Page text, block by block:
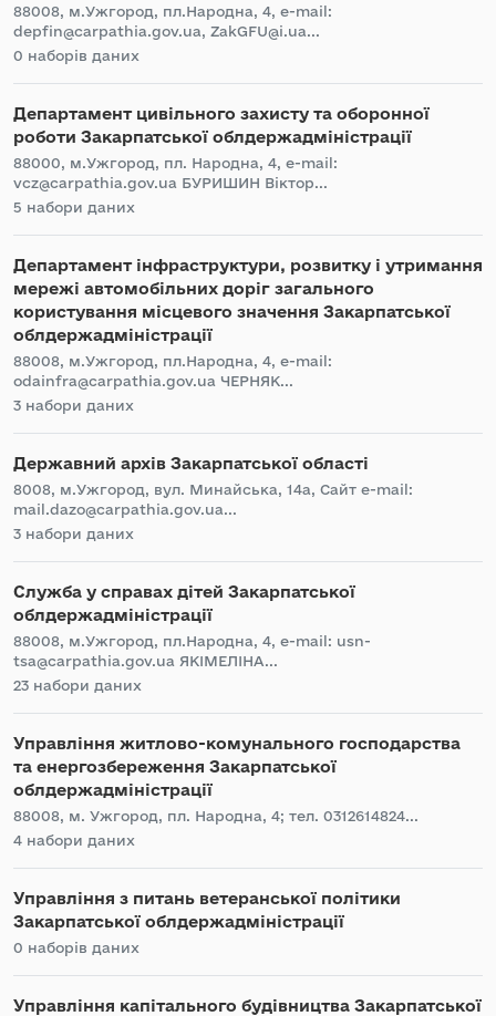
88008, м.Ужгород, пл.Народна, 4, e-mail:
depfin@carpathia.gov.ua, ZakGFU@i.ua...
0 наборів даних
Департамент цивільного захисту та оборонної
роботи Закарпатської облдержадміністрації
88000, м.Ужгород, пл. Народна, 4, e-mail:
vcz@carpathia.gov.ua БУРИШИН Віктор...
5 набори даних
Департамент інфраструктури, розвитку і утримання
мережі автомобільних доріг загального
користування місцевого значення Закарпатської
облдержадміністрації
88008, м.Ужгород, пл.Народна, 4, e-mail:
odainfra@carpathia.gov.ua ЧЕРНЯК...
3 набори даних
Державний архів Закарпатської області
8008, м.Ужгород, вул. Минайська, 14а, Сайт e-mail:
mail.dazo@carpathia.gov.ua...
3 набори даних
Служба у справах дітей Закарпатської
облдержадміністрації
88008, м.Ужгород, пл.Народна, 4, e-mail: usn-
tsa@carpathia.gov.ua ЯКІМЕЛІНА...
23 набори даних
Управління житлово-комунального господарства
та енергозбереження Закарпатської
облдержадміністрації
88008, м. Ужгород, пл. Народна, 4; тел. 0312614824...
4 набори даних
Управління з питань ветеранської політики
Закарпатської облдержадміністрації
0 наборів даних
Управління капітального будівництва Закарпатської